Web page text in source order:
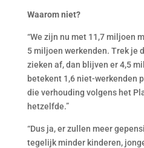
Waarom niet?
“We zijn nu met 11,7 miljoen
5 miljoen werkenden. Trek je
zieken af, dan blijven er 4,5
betekent 1,6 niet-werkenden
die verhouding volgens het
hetzelfde.”
“Dus ja, er zullen meer
tegelijk minder kinderen,